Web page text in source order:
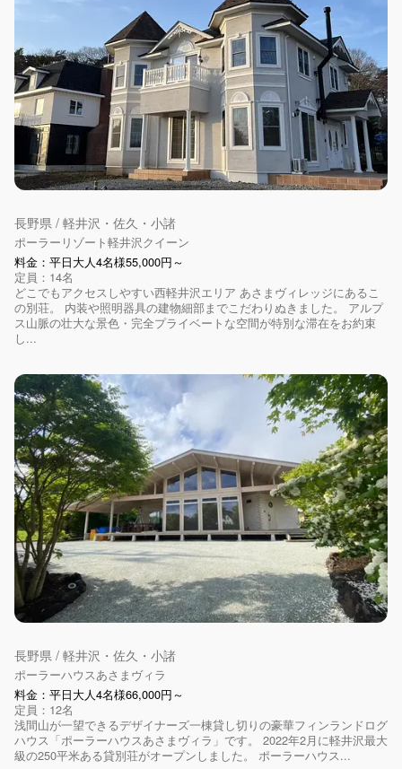
長野県 / 軽井沢・佐久・小諸
ポーラーリゾート軽井沢クイーン
料金：平日大人4名様55,000円～
定員：14名
どこでもアクセスしやすい西軽井沢エリア あさまヴィレッジにあるこ
の別荘。 内装や照明器具の建物細部までこだわりぬきました。 アルプ
ス山脈の壮大な景色・完全プライベートな空間が特別な滞在をお約束
し...
長野県 / 軽井沢・佐久・小諸
ポーラーハウスあさまヴィラ
料金：平日大人4名様66,000円～
定員：12名
浅間山が一望できるデザイナーズ一棟貸し切りの豪華フィンランドログ
ハウス「ポーラーハウスあさまヴィラ」です。 2022年2月に軽井沢最大
級の250平米ある貸別荘がオープンしました。 ポーラーハウス...